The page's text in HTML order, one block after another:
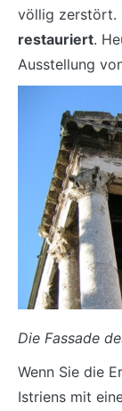
völlig zerstört.
restauriert.
Ausstellung
Die Fassade
Wenn Sie die
Istriens mit